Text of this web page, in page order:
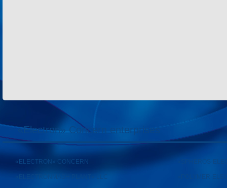
«Electron» Concern enterprises
«ELECTRON» CONCERN «SPHEROS-
«POLYMER-